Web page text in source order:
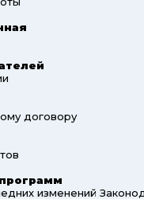
договору
изменений